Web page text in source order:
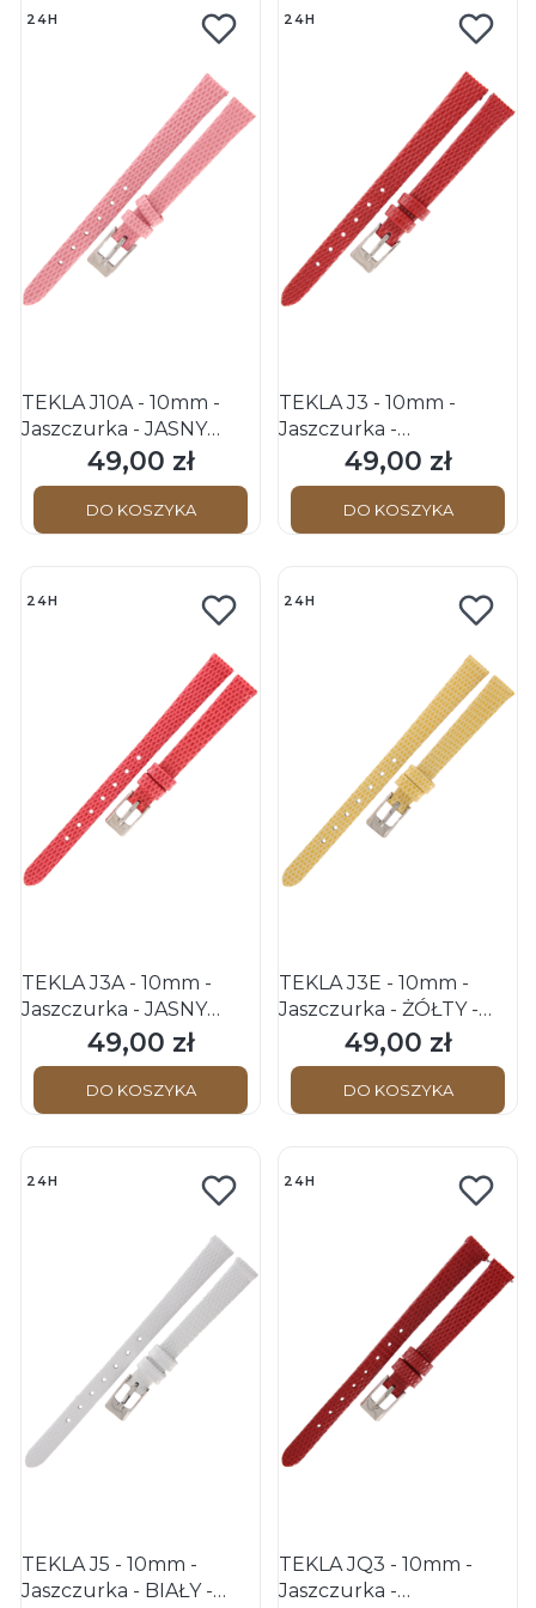
24H
TEKLA J10A - 10mm -
Jaszczurka - JASNY
RÓŻOWY - Skórzany
pasek do zegarka
Cena
49,00 zł
DO KOSZYKA
24H
TEKLA J3 - 10mm -
Jaszczurka -
CZERWONY - Skórzany
pasek do zegarka
Cena
49,00 zł
DO KOSZYKA
24H
TEKLA J3A - 10mm -
Jaszczurka - JASNY
CZERWONY - Skórzany
pasek do zegarka
Cena
49,00 zł
DO KOSZYKA
24H
TEKLA J3E - 10mm -
Jaszczurka - ŻÓŁTY -
Skórzany pasek do
zegarka
Cena
49,00 zł
DO KOSZYKA
24H
TEKLA J5 - 10mm -
Jaszczurka - BIAŁY -
24H
TEKLA JQ3 - 10mm -
Jaszczurka -